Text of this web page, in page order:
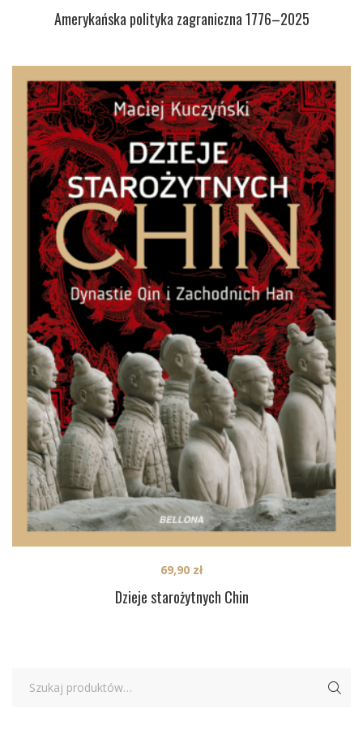
Amerykańska polityka zagraniczna 1776–2025
Dzieje starożytnych Chin
69,90 zł